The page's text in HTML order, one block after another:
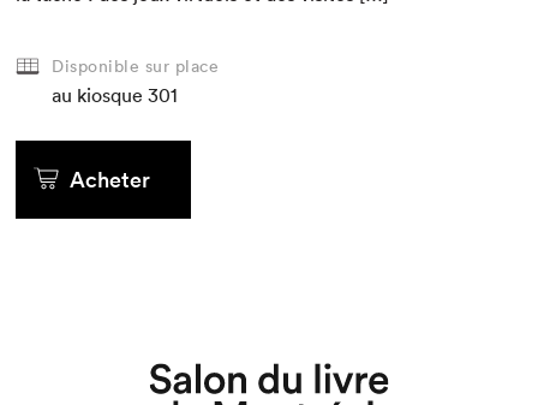
Disponible sur place
au kiosque 301
Acheter